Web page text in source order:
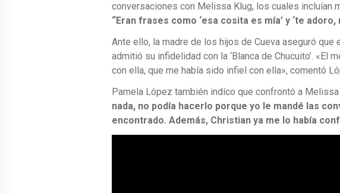
conversaciones con Melissa Klug, los cuales incluían
“Eran frases como ‘esa cosita es mía’ y ‘te adoro,
Ante ello, la madre de los hijos de Cueva aseguró que
admitió su infidelidad con la ‘Blanca de Chucuito’. «El
con ella, que me había sido infiel con ella», comentó
Pamela López también indíco que confrontó a Melissa
nada, no podía hacerlo porque yo le mandé las
encontrado. Además, Christian ya me lo había